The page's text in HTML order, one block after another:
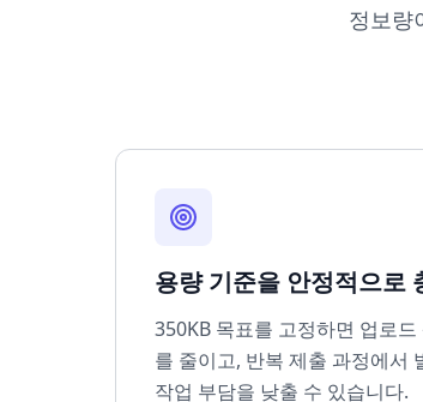
정보량
용량 기준을 안정적으로
350KB 목표를 고정하면 업로
를 줄이고, 반복 제출 과정에서
작업 부담을 낮출 수 있습니다.